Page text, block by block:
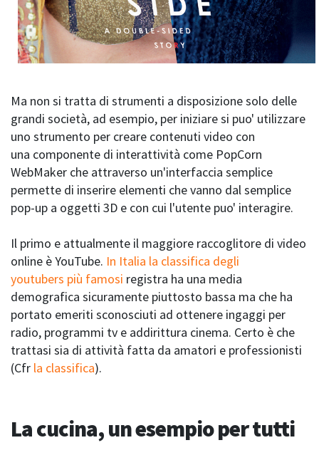
Ma non si tratta di strumenti a disposizione solo delle
grandi società, ad esempio, per iniziare si puo' utilizzare
uno strumento per creare contenuti video con
una componente di interattività come PopCorn
WebMaker che attraverso un'interfaccia semplice
permette di inserire elementi che vanno dal semplice
pop-up a oggetti 3D e con cui l'utente puo' interagire.
Il primo e attualmente il maggiore raccoglitore di video
online è YouTube. In Italia la classifica degli
youtubers più famosi registra ha una media
demografica sicuramente piuttosto bassa ma che ha
portato emeriti sconosciuti ad ottenere ingaggi per
radio, programmi tv e addirittura cinema. Certo è che
trattasi sia di attività fatta da amatori e professionisti
(Cfr la classifica).
La cucina, un esempio per tutti